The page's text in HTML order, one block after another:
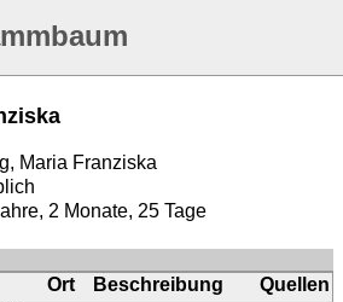
Maria Franziska
2 Monate, 25 Tage
Ort Beschreibung
Quellen